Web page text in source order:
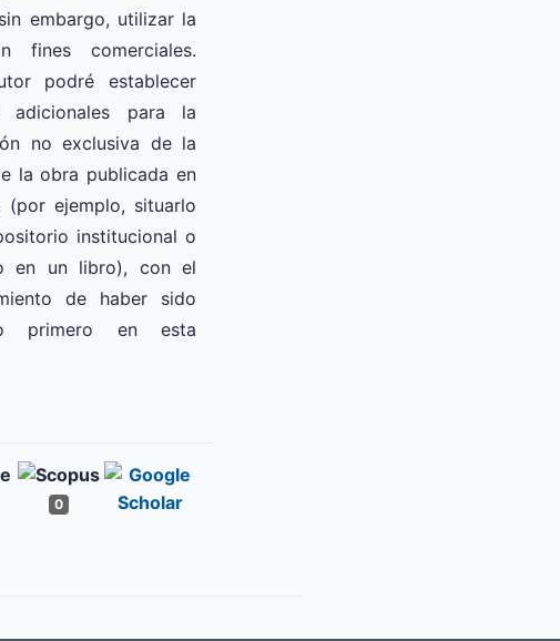
embargo, utilizar la
fines comerciales.
podré establecer
adicionales para la
no exclusiva de la
la obra publicada en
(por ejemplo, situarlo
institucional o
en un libro), con el
de haber sido
primero en esta
0